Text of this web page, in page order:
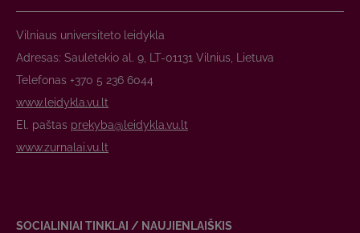
Vilniaus universiteto leidykla
Adresas: Saulėtekio al. 9, LT-01131 Vilnius, Lietuva
Telefonas +370 5 236 6044
www.leidykla.vu.lt
El. paštas prekyba@leidykla.vu.lt
www.zurnalai.vu.lt
SOCIALINIAI TINKLAI / NAUJIENLAIŠKIS